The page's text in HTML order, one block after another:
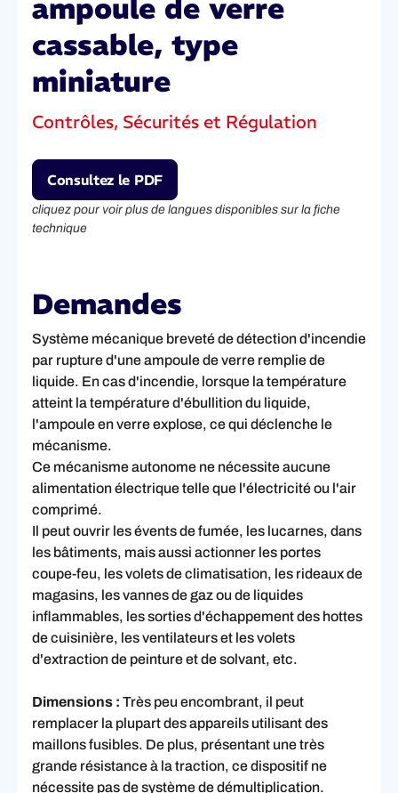
ampoule de verre
cassable, type
miniature
Contrôles, Sécurités et Régulation
Consultez le PDF
cliquez pour voir plus de langues disponibles sur la fiche
technique
Demandes
Système mécanique breveté de détection d'incendie
par rupture d'une ampoule de verre remplie de
liquide. En cas d'incendie, lorsque la température
atteint la température d'ébullition du liquide,
l'ampoule en verre explose, ce qui déclenche le
mécanisme.
Ce mécanisme autonome ne nécessite aucune
alimentation électrique telle que l'électricité ou l'air
comprimé.
Il peut ouvrir les évents de fumée, les lucarnes, dans
les bâtiments, mais aussi actionner les portes
coupe-feu, les volets de climatisation, les rideaux de
magasins, les vannes de gaz ou de liquides
inflammables, les sorties d'échappement des hottes
de cuisinière, les ventilateurs et les volets
d'extraction de peinture et de solvant, etc.
Dimensions : Très peu encombrant, il peut
remplacer la plupart des appareils utilisant des
maillons fusibles. De plus, présentant une très
grande résistance à la traction, ce dispositif ne
nécessite pas de système de démultiplication.